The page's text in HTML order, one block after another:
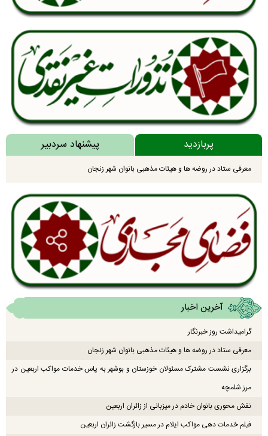
پربازدید پیشنهاد سردبیر
معرفی ستاد در روضه ها و هیئات مذهبی بانوان شهر زنجان
آخرین اخبار
گرامیداشت روز خبرنگار
معرفی ستاد در روضه ها و هیئات مذهبی بانوان شهر زنجان
برگزاری نشست مشترک مسئولان خوزستان و بوشهر به پاس خدمات مواکب اربعین در
مرز شلمچه
نقش محوری بانوان خادم در میزبانی از زائران اربعین
فیلم خدمات دهی مواکب ایلام در مسیر بازگشت زائران اربعین